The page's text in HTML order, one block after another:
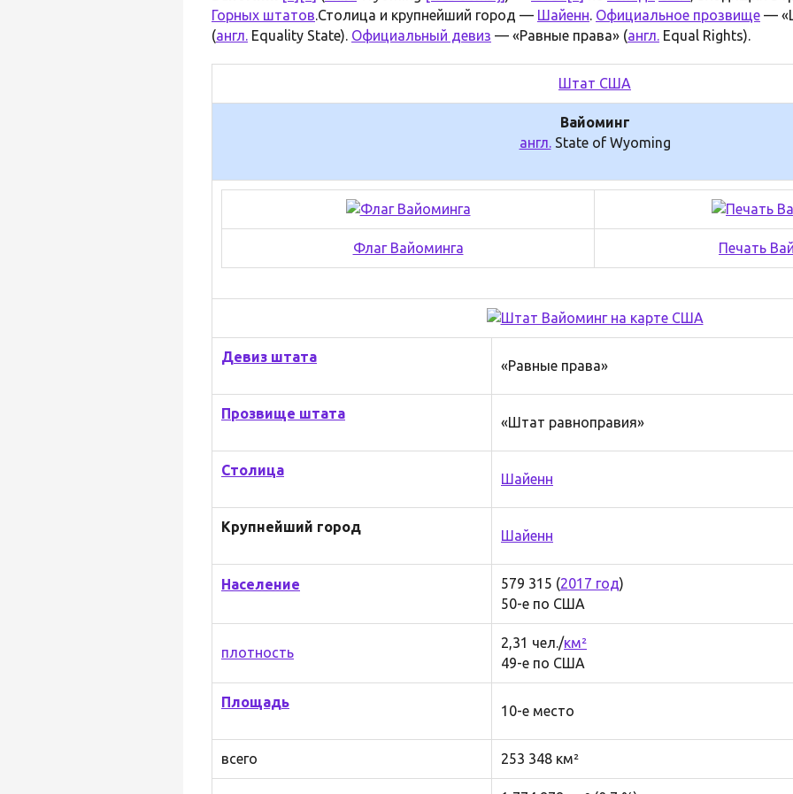
Горных штатов.Столица и крупнейший город — Шайенн. Официальное прозвище —
(англ. Equality State). Официальный девиз — «Равные права» (англ. Equal Rights).
Штат США
Вайоминг
англ.State of Wyoming
Флаг Вайоминга Печать
Девиз штата
«Равные права»
Прозвище штата
«Штат равноправия»
Столица
Шайенн
Крупнейший город
Шайенн
Население 579 315 (2017 год)
50-е по США
плотность
2,31 чел./км²
49-е по США
Площадь
10-е место
всего 253 348 км²